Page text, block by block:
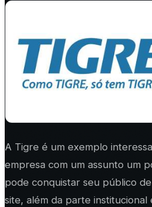
A Tigre é um exemplo
empresa com um assunto um
pode conquistar seu público
site, além da parte